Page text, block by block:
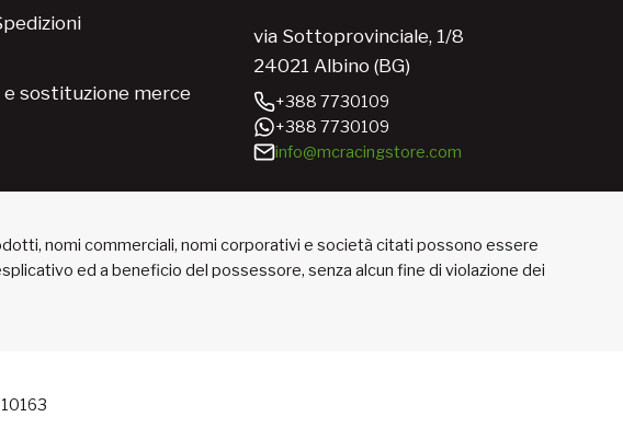
e sostituzione merce
via Sottoprovinciale, 1/8
24021 Albino (BG)
+388 7730109
+388 7730109
info@mcracingstore.com
nomi commerciali, nomi corporativi e società citati possono essere
ed a beneficio del possessore, senza alcun fine di violazione dei